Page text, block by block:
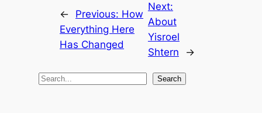
← Previous: How
Everything Here
Has Changed
Next:
About
Yisroel
Shtern
→
S
Search